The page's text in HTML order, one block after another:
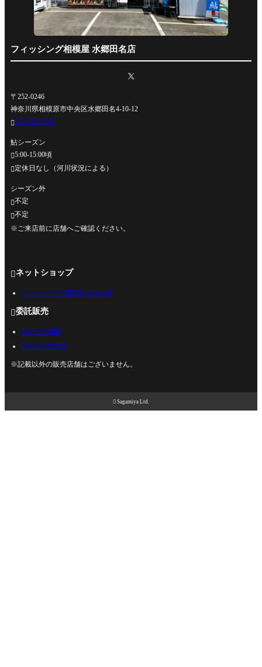
フィッシング相模屋 水郷田名店
〒252-0246
神奈川県相模原市中央区水郷田名4-10-12
042-762-0330
鮎シーズン
5:00-15:00頃
定休日なし（河川状況による）
シーズン外
不定
不定
※ご来店前に店舗へご確認ください。
ネットショップ
フィッシング相模屋 Yahoo!店
委託販売
U-BASE相模
U-BASE海老名
※記載以外の販売店舗はございません。
 Sagamiya Ltd.